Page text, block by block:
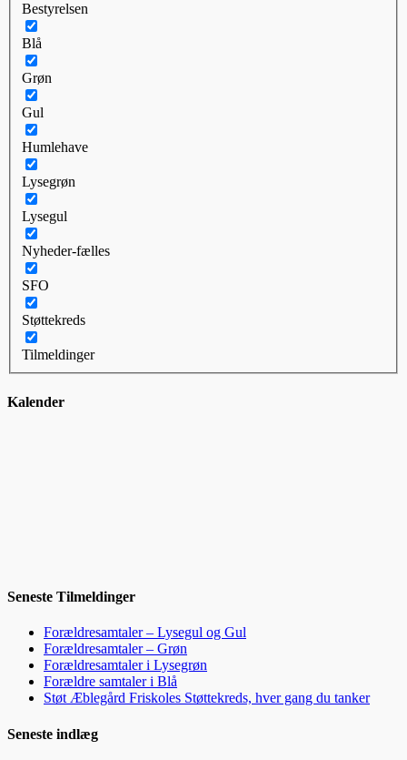
Bestyrelsen
Blå
Grøn
Gul
Humlehave
Lysegrøn
Lysegul
Nyheder-fælles
SFO
Støttekreds
Tilmeldinger
Kalender
Seneste Tilmeldinger
Forældresamtaler – Lysegul og Gul
Forældresamtaler – Grøn
Forældresamtaler i Lysegrøn
Forældre samtaler i Blå
Støt Æblegård Friskoles Støttekreds, hver gang du tanker
Seneste indlæg